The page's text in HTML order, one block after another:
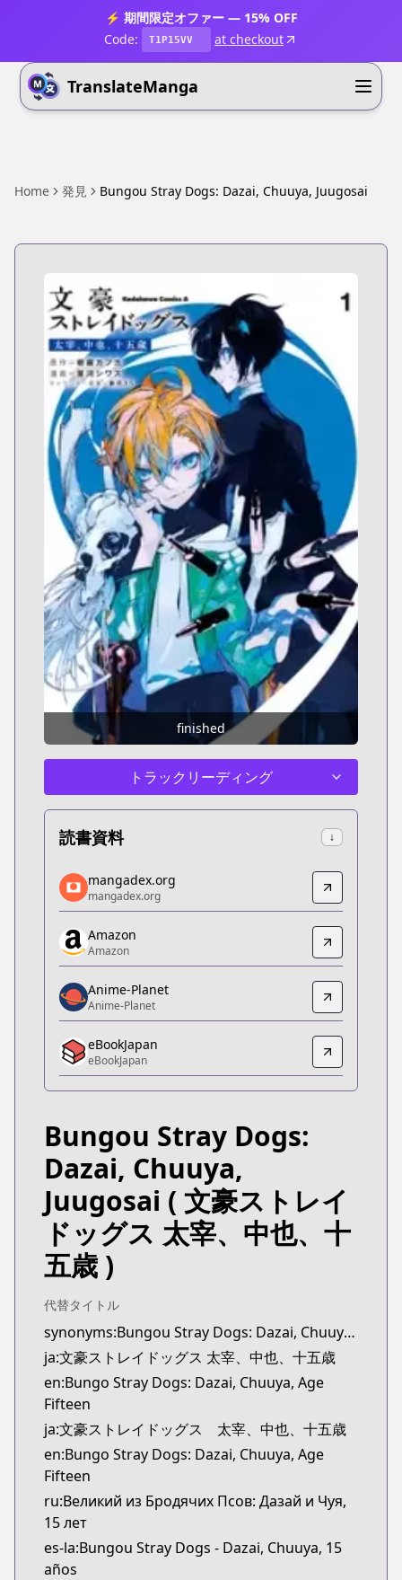
⚡ 期間限定オファー — 15% OFF
Code:
T1P15VV at checkout
TranslateManga
Home 発見 Bungou Stray Dogs: Dazai, Chuuya, Juugosai
finished
トラックリーディング
読書資料 ↓
mangadex.org
mangadex.org
https://mangadex.org/title/d8dcbff1-a8b6-4fcf-
Amazon
Amazon
https://www.amazon.co.jp/dp/B0BTYZGYXY
Anime-Planet
Anime-Planet
https://www.anime-planet.com/manga/bungo-
eBookJapan
eBookJapan
MangaUpdates
MangaUpdates
https://www.mangaupdates.com/
Book☆Walker
Book☆Walker
https://bookwalker.jp/series/396326/list
Official English
Official English
https://yenpress.com/series/bungo-stray-dogs-
mangadex.org
mangadex.org
Amazon
Amazon
Anime-Planet
Anime-Planet
eBookJapan
eBookJapan
Bungou Stray Dogs:
Dazai, Chuuya,
Juugosai ( 文豪ストレイ
ドッグス 太宰、中也、十
五歳 )
代替タイトル
synonyms:Bungou Stray Dogs: Dazai, Chuuya, Age Fifteen
ja:文豪ストレイドッグス 太宰、中也、十五歳
en:Bungo Stray Dogs: Dazai, Chuuya, Age
Fifteen
ja:文豪ストレイドッグス 太宰、中也、十五歳
en:Bungo Stray Dogs: Dazai, Chuuya, Age
Fifteen
ru:Великий из Бродячих Псов: Дазай и Чуя,
15 лет
es-la:Bungou Stray Dogs - Dazai, Chuuya, 15
años